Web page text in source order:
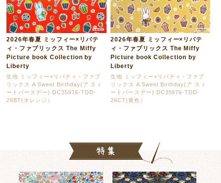
2026年春夏 ミッフィー×リバテ
ィ・ファブリックス The Miffy
Picture book Collection by
Liberty
生地 ミッフィー×リバティ・ファブ
リックス A Sweet Birthday(ア スィ
ートバースデー) DC35976-TDD-
26BT(オレンジ）
2026年春夏 ミッフィー×リバテ
ィ・ファブリックス The Miffy
Picture book Collection by
Liberty
生地 ミッフィー×リバティ・ファブ
リックス A Sweet Birthday(ア スィ
ートバースデー) DC35976-TDD-
26CT(黄色）